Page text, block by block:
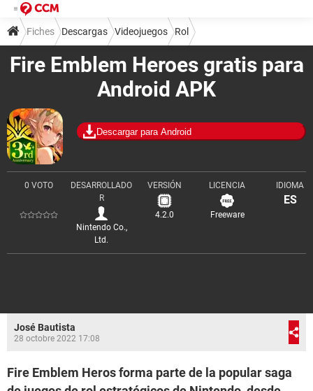
Fire Emblem Heroes gratis para
Android APK
Descargar para Android
0 VOTO
DESARROLLADO
R
Nintendo Co.,
Ltd.
VERSIÓN
4.2.0
LICENCIA
Freeware
IDIOMA
ES
Fiches Descargas Videojuegos Rol
José Bautista
28 octobre 2022 17:08
Fire Emblem Heros forma parte de la popular saga